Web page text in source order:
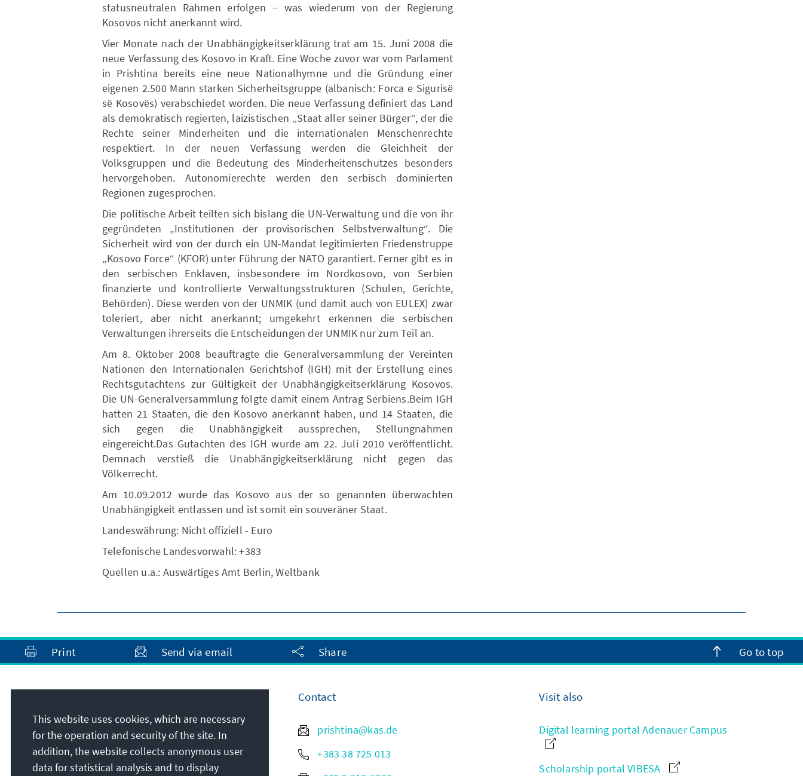
statusneutralen Rahmen erfolgen − was wiederum von der Regierung
Kosovos nicht anerkannt wird.
Vier Monate nach der Unabhängigkeitserklärung trat am 15. Juni 2008 die
neue Verfassung des Kosovo in Kraft. Eine Woche zuvor war vom Parlament
in Prishtina bereits eine neue Nationalhymne und die Gründung einer
eigenen 2.500 Mann starken Sicherheitsgruppe (albanisch: Forca e Sigurisë
së Kosovës) verabschiedet worden. Die neue Verfassung definiert das Land
als demokratisch regierten, laizistischen „Staat aller seiner Bürger“, der die
Rechte seiner Minderheiten und die internationalen Menschenrechte
respektiert. In der neuen Verfassung werden die Gleichheit der
Volksgruppen und die Bedeutung des Minderheitenschutzes besonders
hervorgehoben. Autonomierechte werden den serbisch dominierten
Regionen zugesprochen.
Die politische Arbeit teilten sich bislang die UN-Verwaltung und die von ihr
gegründeten „Institutionen der provisorischen Selbstverwaltung“. Die
Sicherheit wird von der durch ein UN-Mandat legitimierten Friedenstruppe
„Kosovo Force“ (KFOR) unter Führung der NATO garantiert. Ferner gibt es in
den serbischen Enklaven, insbesondere im Nordkosovo, von Serbien
finanzierte und kontrollierte Verwaltungsstrukturen (Schulen, Gerichte,
Behörden). Diese werden von der UNMIK (und damit auch von EULEX) zwar
toleriert, aber nicht anerkannt; umgekehrt erkennen die serbischen
Verwaltungen ihrerseits die Entscheidungen der UNMIK nur zum Teil an.
Am 8. Oktober 2008 beauftragte die Generalversammlung der Vereinten
Nationen den Internationalen Gerichtshof (IGH) mit der Erstellung eines
Rechtsgutachtens zur Gültigkeit der Unabhängigkeitserklärung Kosovos.
Die UN-Generalversammlung folgte damit einem Antrag Serbiens.Beim IGH
hatten 21 Staaten, die den Kosovo anerkannt haben, und 14 Staaten, die
sich gegen die Unabhängigkeit aussprechen, Stellungnahmen
eingereicht.Das Gutachten des IGH wurde am 22. Juli 2010 veröffentlicht.
Demnach verstieß die Unabhängigkeitserklärung nicht gegen das
Völkerrecht.
Am 10.09.2012 wurde das Kosovo aus der so genannten überwachten
Unabhängigkeit entlassen und ist somit ein souveräner Staat.
Landeswährung: Nicht offiziell - Euro
Telefonische Landesvorwahl: +383
Quellen u.a.: Auswärtiges Amt Berlin, Weltbank
Print Send via email Share Go to top
Konrad-Adenauer-Stiftung e.V.
Foundation Office Kosovo
St. Nëna Terezë 27/3-6
Contact
prishtina@kas.de
+383 38 725 013
Visit also
Digital learning portal Adenauer Campus
Scholarship portal VIBESA
This website uses cookies, which are necessary
for the operation and security of the site. In
addition, the website collects anonymous user
data for statistical analysis and to display